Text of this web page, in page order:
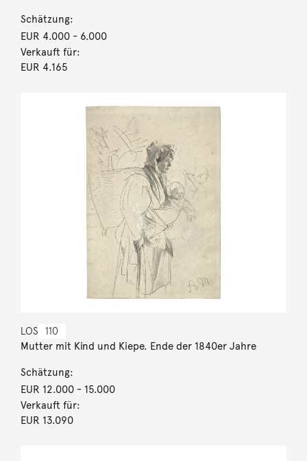
Schätzung:
EUR 4.000- 6.000
Verkauft für:
EUR 4.165
LOS 110
Mutter mit Kind und Kiepe. Ende der 1840er Jahre
Schätzung:
EUR 12.000- 15.000
Verkauft für:
EUR 13.090